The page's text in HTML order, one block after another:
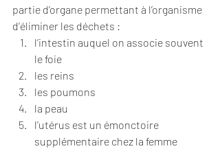
partie d’organe permettant à l’organisme
d’éliminer les déchets :
l’intestin auquel on associe souvent
le foie
les reins
les poumons
la peau
l’utérus est un émonctoire
supplémentaire chez la femme